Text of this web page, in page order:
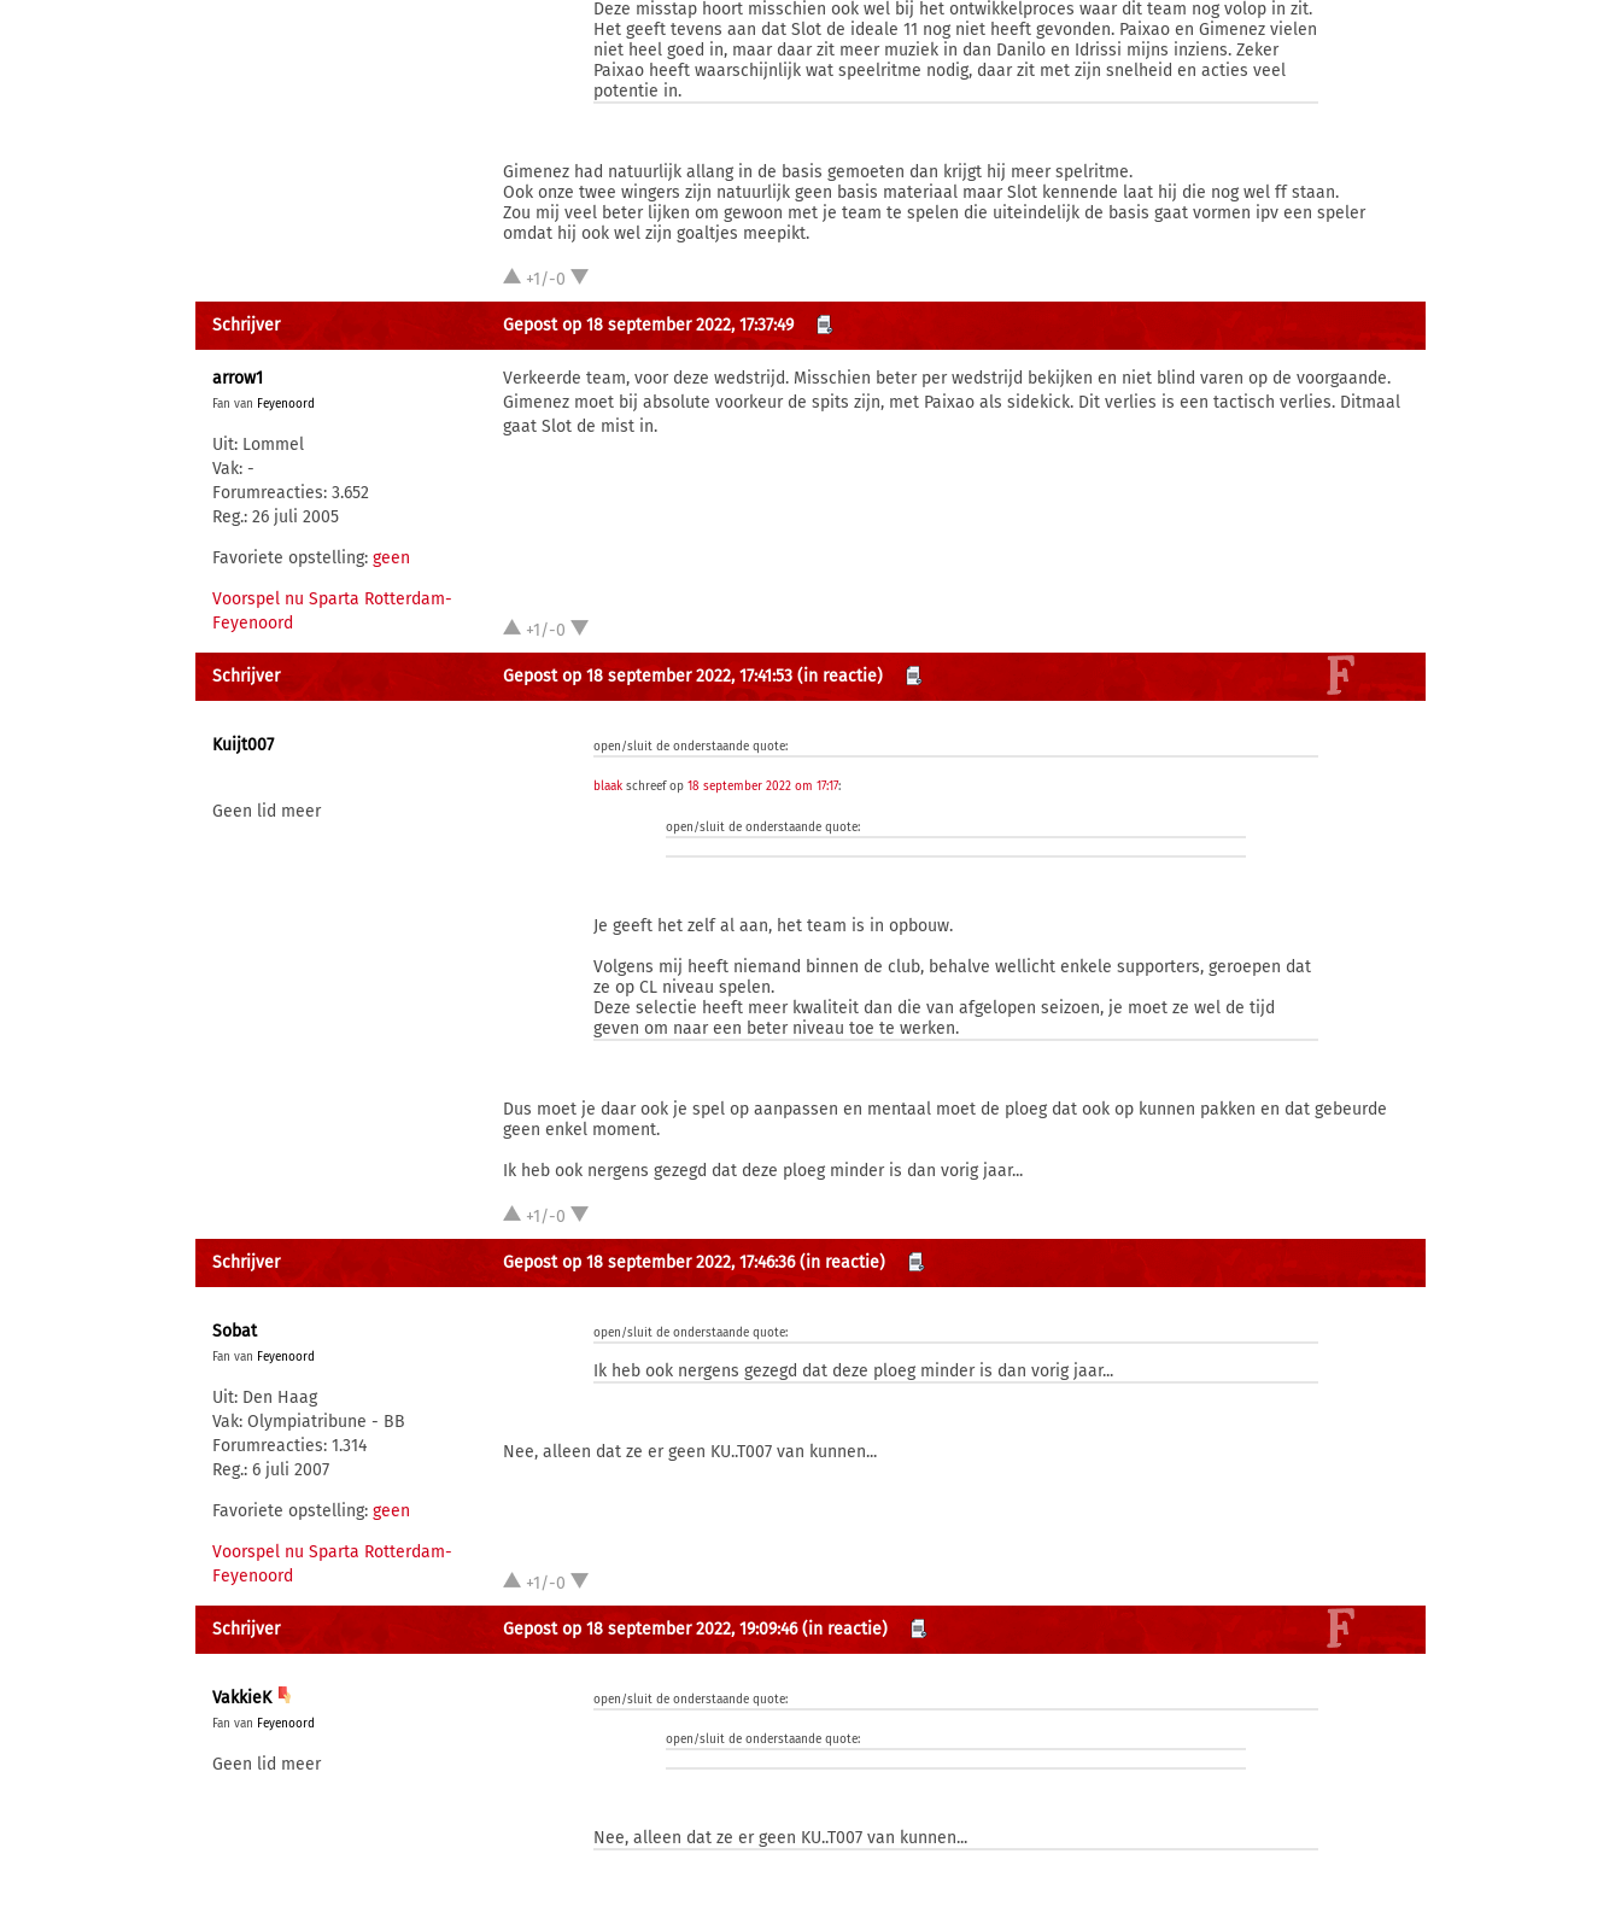
Deze misstap hoort misschien ook wel bij het ontwikkelproces waar dit team nog volop in zit.
Het geeft tevens aan dat Slot de ideale 11 nog niet heeft gevonden. Paixao en Gimenez vielen
niet heel goed in, maar daar zit meer muziek in dan Danilo en Idrissi mijns inziens. Zeker
Paixao heeft waarschijnlijk wat speelritme nodig, daar zit met zijn snelheid en acties veel
potentie in.
Gimenez had natuurlijk allang in de basis gemoeten dan krijgt hij meer spelritme.
Ook onze twee wingers zijn natuurlijk geen basis materiaal maar Slot kennende laat hij die nog wel ff staan.
Zou mij veel beter lijken om gewoon met je team te spelen die uiteindelijk de basis gaat vormen ipv een speler
omdat hij ook wel zijn goaltjes meepikt.
+1/-0
Schrijver Gepost op 18 september 2022, 17:37:49
arrow1
Fan van Feyenoord
Uit: Lommel
Vak: -
Forumreacties: 3.652
Reg.: 26 juli 2005
Favoriete opstelling: geen
Voorspel nu Sparta Rotterdam-
Feyenoord
Verkeerde team, voor deze wedstrijd. Misschien beter per wedstrijd bekijken en niet blind varen op de voorgaande.
Gimenez moet bij absolute voorkeur de spits zijn, met Paixao als sidekick. Dit verlies is een tactisch verlies. Ditmaal
gaat Slot de mist in.
+1/-0
Schrijver Gepost op 18 september 2022, 17:41:53 (in reactie)
Kuijt007
Geen lid meer
open/sluit de onderstaande quote:
blaak schreef op18 september 2022 om 17:17:
open/sluit de onderstaande quote:
Je geeft het zelf al aan, het team is in opbouw.
Volgens mij heeft niemand binnen de club, behalve wellicht enkele supporters, geroepen dat
ze op CL niveau spelen.
Deze selectie heeft meer kwaliteit dan die van afgelopen seizoen, je moet ze wel de tijd
geven om naar een beter niveau toe te werken.
Dus moet je daar ook je spel op aanpassen en mentaal moet de ploeg dat ook op kunnen pakken en dat gebeurde
geen enkel moment.
Ik heb ook nergens gezegd dat deze ploeg minder is dan vorig jaar...
+1/-0
Schrijver Gepost op 18 september 2022, 17:46:36 (in reactie)
Sobat
Fan van Feyenoord
Uit: Den Haag
Vak: Olympiatribune - BB
Forumreacties: 1.314
Reg.: 6 juli 2007
Favoriete opstelling: geen
Voorspel nu Sparta Rotterdam-
Feyenoord
open/sluit de onderstaande quote:
Ik heb ook nergens gezegd dat deze ploeg minder is dan vorig jaar...
Nee, alleen dat ze er geen KU..T007 van kunnen...
+1/-0
Schrijver Gepost op 18 september 2022, 19:09:46 (in reactie)
VakkieK
Fan van Feyenoord
Geen lid meer
open/sluit de onderstaande quote:
open/sluit de onderstaande quote:
Nee, alleen dat ze er geen KU..T007 van kunnen...